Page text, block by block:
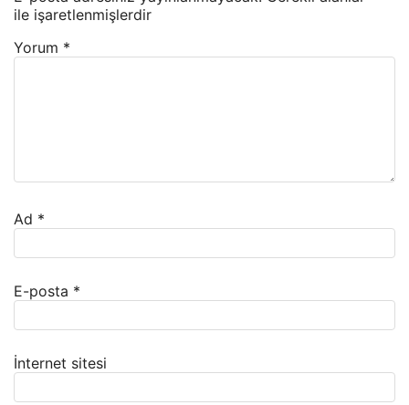
ile işaretlenmişlerdir
Yorum *
Ad *
E-posta *
İnternet sitesi